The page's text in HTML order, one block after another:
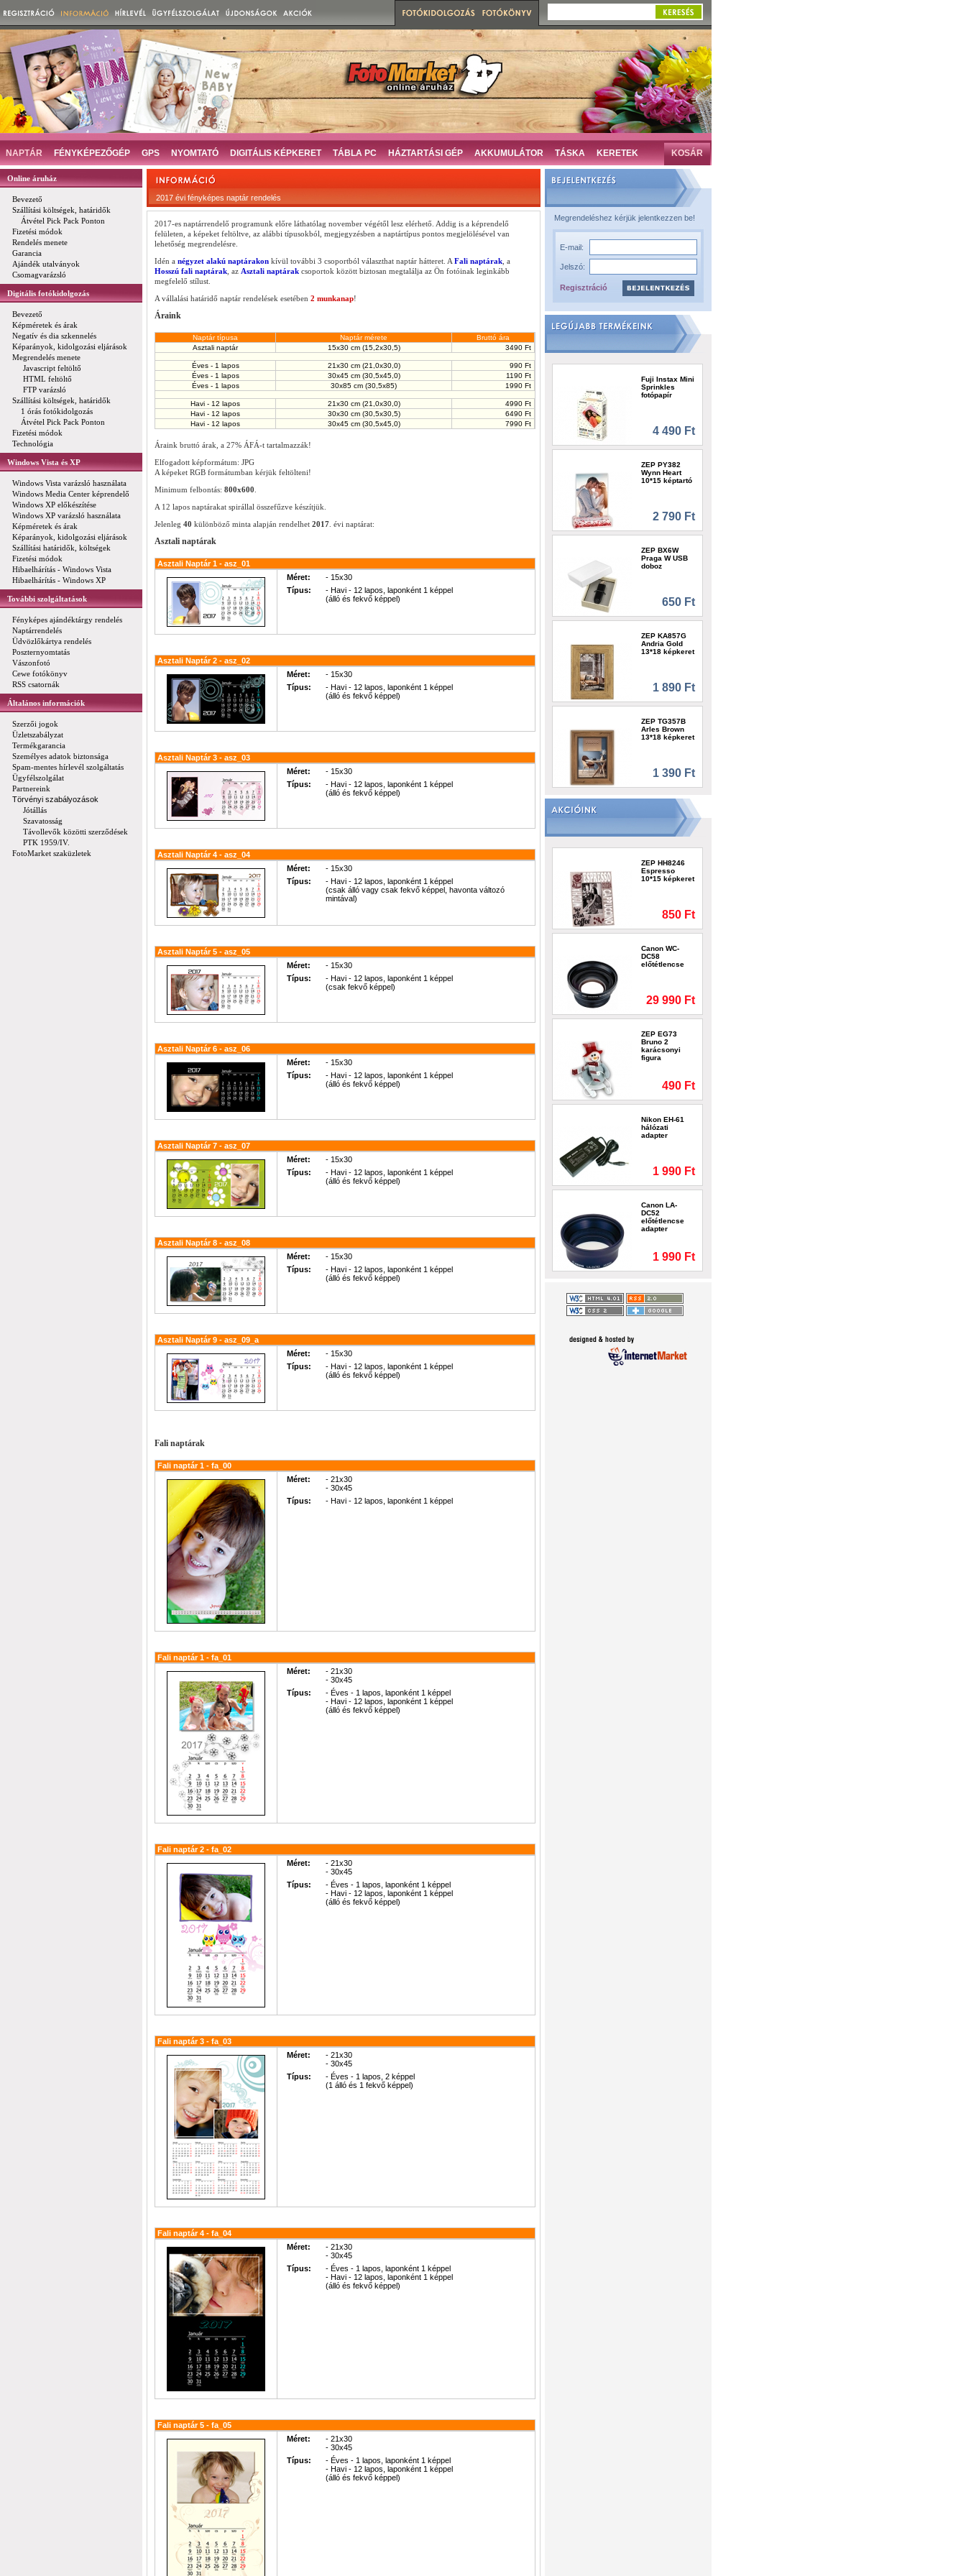
NAPTÁR FÉNYKÉPEZŐGÉP GPS NYOMTATÓ DIGITÁLIS KÉPKERET TÁBLA PC HÁZTARTÁSI GÉP AKKUMULÁTOR TÁSKA KERETEK KOSÁR
Online áruház
Bevezető
Szállítási költségek, határidők
Átvétel Pick Pack Ponton
Fizetési módok
Rendelés menete
Garancia
Ajándék utalványok
Csomagvarázsló
Digitális fotókidolgozás
Bevezető
Képméretek és árak
Negatív és dia szkennelés
Képarányok, kidolgozási eljárások
Megrendelés menete
Javascript feltöltő
HTML feltöltő
FTP varázsló
Szállítási költségek, határidők
1 órás fotókidolgozás
Átvétel Pick Pack Ponton
Fizetési módok
Technológia
Windows Vista és XP
Windows Vista varázsló használata
Windows Media Center képrendelő
Windows XP előkészítése
Windows XP varázsló használata
Képméretek és árak
Képarányok, kidolgozási eljárások
Szállítási határidők, költségek
Fizetési módok
Hibaelhárítás - Windows Vista
Hibaelhárítás - Windows XP
További szolgáltatások
Fényképes ajándéktárgy rendelés
Naptárrendelés
Üdvözlőkártya rendelés
Poszternyomtatás
Vászonfotó
Cewe fotókönyv
RSS csatornák
Általános információk
Szerzői jogok
Üzletszabályzat
Termékgarancia
Személyes adatok biztonsága
Spam-mentes hírlevél szolgáltatás
Ügyfélszolgálat
Partnereink
Törvényi szabályozások
Jótállás
Szavatosság
Távollevők közötti szerződések
PTK 1959/IV.
FotoMarket szaküzletek
2017 évi fényképes naptár rendelés
2017-es naptárrendelő programunk előre láthatólag november végétől lesz elérhető. Addig is a képrendelő
felületen, a képeket feltöltve, az alábbi típusokból, megjegyzésben a naptártípus pontos megjelölésével van
lehetőség megrendelésre.
Idén a négyzet alakú naptárakon kívül további 3 csoportból választhat naptár hátteret. A Fali naptárak , a
Hosszú fali naptárak , az Asztali naptárak csoportok között biztosan megtalálja az Ön fotóinak leginkább
megfelelő stílust.
A vállalási határidő naptár rendelések esetében 2 munkanap!
Áraink
Naptár típusa Naptár mérete
Bruttó ára
Asztali naptár
15x30 cm (15,2x30,5) 3490 Ft
Éves - 1 lapos 21x30 cm (21,0x30,0)
990 Ft
Éves - 1 lapos
30x45 cm (30,5x45,0)
1190 Ft
Éves - 1 lapos
30x85 cm (30,5x85) 1990 Ft
Havi - 12 lapos 21x30 cm (21,0x30,0)
4990 Ft
Havi - 12 lapos
30x30 cm (30,5x30,5)
6490 Ft
Havi - 12 lapos
30x45 cm (30,5x45,0) 7990 Ft
Áraink bruttó árak, a 27% ÁFÁ-t tartalmazzák!
Elfogadott képformátum: JPG
A képeket RGB formátumban kérjük feltölteni!
Minimum felbontás: 800x600
A 12 lapos naptárakat spirállal összefűzve készítjük.
Jelenleg 40 különböző minta alapján rendelhet 2017 . évi naptárat:
Asztali naptárak
Asztali Naptár 1 - asz_01
Méret:
- 15x30
Típus:
- Havi - 12 lapos, laponként 1 képpel
(álló és fekvő képpel)
Asztali Naptár 2 - asz_02
Méret:
- 15x30
Típus:
- Havi - 12 lapos, laponként 1 képpel
(álló és fekvő képpel)
Asztali Naptár 3 - asz_03
Méret:
- 15x30
Típus:
- Havi - 12 lapos, laponként 1 képpel
(álló és fekvő képpel)
Asztali Naptár 4 - asz_04
Méret:
- 15x30
Típus:
- Havi - 12 lapos, laponként 1 képpel
(csak álló vagy csak fekvő képpel, havonta változó
mintával)
Asztali Naptár 5 - asz_05
Méret:
- 15x30
Típus:
- Havi - 12 lapos, laponként 1 képpel
(csak fekvő képpel)
Asztali Naptár 6 - asz_06
Méret:
- 15x30
Típus:
- Havi - 12 lapos, laponként 1 képpel
(álló és fekvő képpel)
Asztali Naptár 7 - asz_07
Méret:
- 15x30
Típus:
- Havi - 12 lapos, laponként 1 képpel
(álló és fekvő képpel)
Asztali Naptár 8 - asz_08
Méret:
- 15x30
Típus:
- Havi - 12 lapos, laponként 1 képpel
(álló és fekvő képpel)
Asztali Naptár 9 - asz_09_a
Méret:
- 15x30
Típus:
- Havi - 12 lapos, laponként 1 képpel
(álló és fekvő képpel)
Fali naptárak
Fali naptár 1 - fa_00
Méret:
- 21x30
- 30x45
Típus:
- Havi - 12 lapos, laponként 1 képpel
Fali naptár 1 - fa_01
Méret:
- 21x30
- 30x45
Típus:
- Éves - 1 lapos, laponként 1 képpel
- Havi - 12 lapos, laponként 1 képpel
(álló és fekvő képpel)
Fali naptár 2 - fa_02
Méret:
- 21x30
- 30x45
Típus:
- Éves - 1 lapos, laponként 1 képpel
- Havi - 12 lapos, laponként 1 képpel
(álló és fekvő képpel)
Fali naptár 3 - fa_03
Méret:
- 21x30
- 30x45
Típus:
- Éves - 1 lapos, 2 képpel
(1 álló és 1 fekvő képpel)
Fali naptár 4 - fa_04
Méret:
- 21x30
- 30x45
Típus:
- Éves - 1 lapos, laponként 1 képpel
- Havi - 12 lapos, laponként 1 képpel
(álló és fekvő képpel)
Fali naptár 5 - fa_05
Méret:
- 21x30
- 30x45
Típus:
- Éves - 1 lapos, laponként 1 képpel
- Havi - 12 lapos, laponként 1 képpel
(álló és fekvő képpel)
Megrendeléshez kérjük jelentkezzen be!
E-mail:
Jelszó:
Regisztráció
Fuji Instax Mini
Sprinkles
fotópapír
4 490 Ft
ZEP PY382
Wynn Heart
10*15 képtartó
2 790 Ft
ZEP BX6W
Praga W USB
doboz
650 Ft
ZEP KA857G
Andria Gold
13*18 képkeret
1 890 Ft
ZEP TG357B
Arles Brown
13*18 képkeret
1 390 Ft
ZEP HH8246
Espresso
10*15 képkeret
850 Ft
Canon WC-
DC58
előtétlencse
29 990 Ft
ZEP EG73
Bruno 2
karácsonyi
figura
490 Ft
Nikon EH-61
hálózati
adapter
1 990 Ft
Canon LA-
DC52
előtétlencse
adapter
1 990 Ft